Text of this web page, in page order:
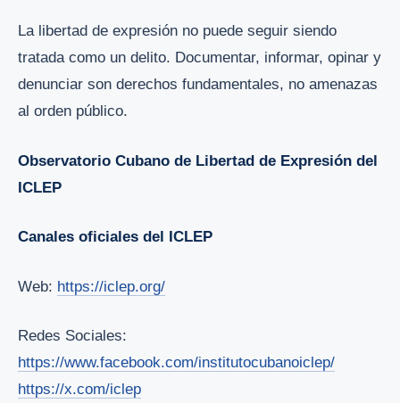
La libertad de expresión no puede seguir siendo
tratada como un delito. Documentar, informar, opinar y
denunciar son derechos fundamentales, no amenazas
al orden público.
Observatorio Cubano de Libertad de Expresión del
ICLEP
Canales oficiales del ICLEP
Web: https://iclep.org/
Redes Sociales:
https://www.facebook.com/institutocubanoiclep/
https://x.com/iclep